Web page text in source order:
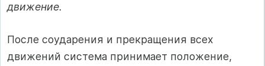
движение.
После соударения и прекращения всех
движений система принимает положение,